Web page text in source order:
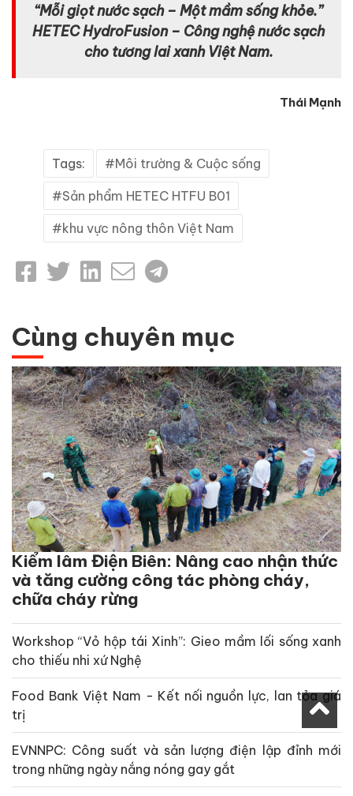
“Mỗi giọt nước sạch – Một mầm sống khỏe.”
HETEC HydroFusion – Công nghệ nước sạch
cho tương lai xanh Việt Nam.
Thái Mạnh
Tags: Môi trường & Cuộc sống
Sản phẩm HETEC HTFU B01
khu vực nông thôn Việt Nam
Cùng chuyên mục
Kiểm lâm Điện Biên: Nâng cao nhận thức
và tăng cường công tác phòng cháy,
chữa cháy rừng
Workshop “Vỏ hộp tái Xinh”: Gieo mầm lối sống xanh
cho thiếu nhi xứ Nghệ
Food Bank Việt Nam - Kết nối nguồn lực, lan tỏa giá
trị
EVNNPC: Công suất và sản lượng điện lập đỉnh mới
trong những ngày nắng nóng gay gắt